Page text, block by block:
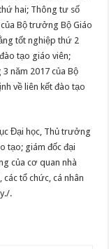
hai; Thông tư số
Bộ trưởng Bộ Giáo
tốt nghiệp thứ 2
tạo giáo viên;
năm 2017 của Bộ
về liên kết đào tạo
Đại học, Thủ trưởng
tạo; giám đốc đại
của cơ quan nhà
tổ chức, cá nhân
.